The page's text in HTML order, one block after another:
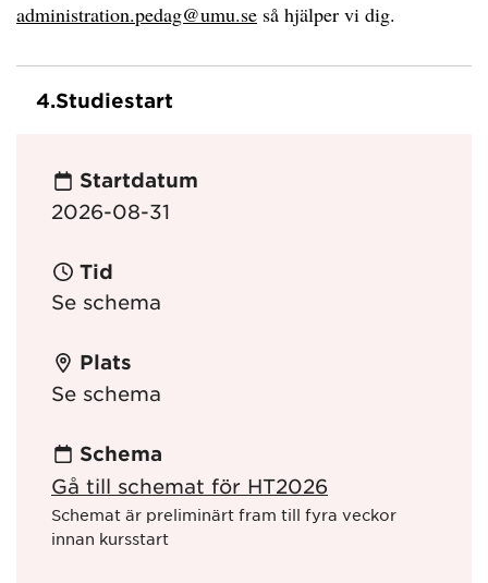
administration.pedag@umu.se så hjälper vi dig.
4.Studiestart
Startdatum
2026-08-31
Tid
Se schema
Plats
Se schema
Schema
Gå till schemat för HT2026
Schemat är preliminärt fram till fyra veckor
innan kursstart